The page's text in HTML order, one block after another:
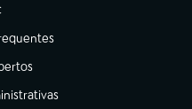
em nova aba)
aba)
aba)
aba)